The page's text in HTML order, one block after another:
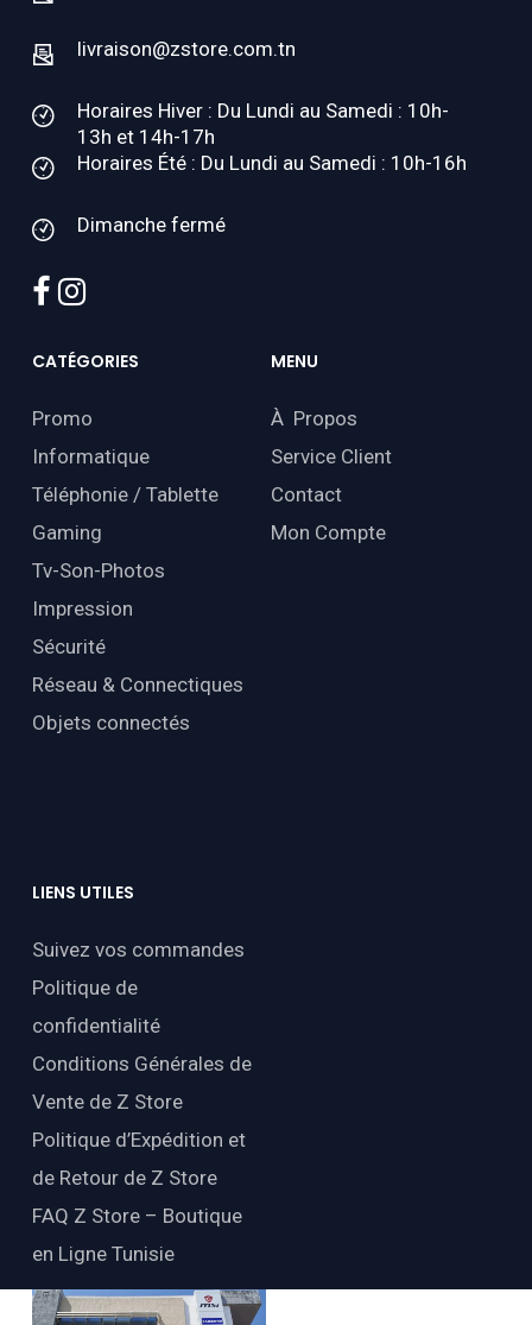
livraison@zstore.com.tn
Horaires Hiver : Du Lundi au Samedi : 10h-
13h et 14h-17h
Horaires Été : Du Lundi au Samedi : 10h-16h
Dimanche fermé
facebook
instagram
CATÉGORIES
Promo
Informatique
Téléphonie / Tablette
Gaming
Tv-Son-Photos
Impression
Sécurité
Réseau & Connectiques
Objets connectés
MENU
À Propos
Service Client
Contact
Mon Compte
LIENS UTILES
Suivez vos commandes
Politique de
confidentialité
Conditions Générales de
Vente de Z Store
Politique d’Expédition et
de Retour de Z Store
FAQ Z Store – Boutique
en Ligne Tunisie